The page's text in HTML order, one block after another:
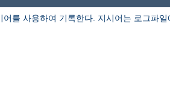
어를 사용하여 기록한다. 지시어는 로그파